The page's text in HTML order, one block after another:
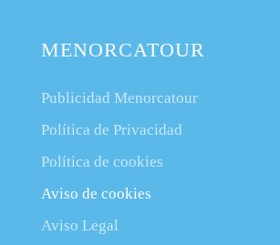
MENORCATOUR
Publicidad Menorcatour
Política de Privacidad
Política de cookies
Aviso de cookies
Aviso Legal